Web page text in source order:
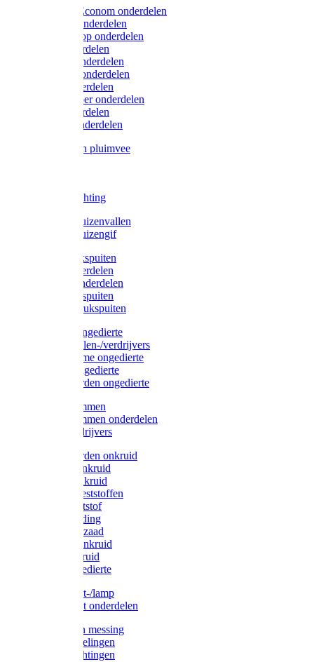
Aesculap/Econom onderdelen
Hauptner onderdelen
Lister/Liscop onderdelen
Eider onderdelen
Heiniger onderdelen
Constanta onderdelen
Moser onderdelen
Farm Clipper onderdelen
Oster onderdelen
TailWell onderdelen
Voerbakken pluimvee
LED verlichting
Ratten / Muizenvallen
Ratten / Muizengif
Gloria drukspuiten
Gloria onderdelen
Gardena onderdelen
Dario drukspuiten
Gardena drukspuiten
Diversen ongedierte
Insectenvallen-/verdrijvers
Protect Home ongedierte
Solabiol ongedierte
Protect Garden ongedierte
Mollenklemmen
Mollenklemmen onderdelen
Mollenverdrijvers
Protect Garden onkruid
Diversen onkruid
Solabiol onkruid
Solabiol meststoffen
Pokon meststof
Pokon voeding
Pokon graszaad
Roundup onkruid
Pokon onkruid
Pokon ongedierte
Vliegenkast-/lamp
Vliegenkast onderdelen
Zuigkorven messing
Geka koppelingen
Geka afdichtingen